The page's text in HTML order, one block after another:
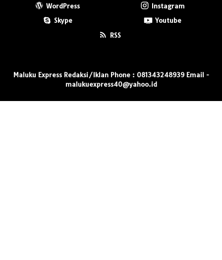
WordPress
Instagram
Skype
Youtube
RSS
Maluku Express Redaksi/Iklan Phone : 081343248939 Email -
malukuexpress40@yahoo.id